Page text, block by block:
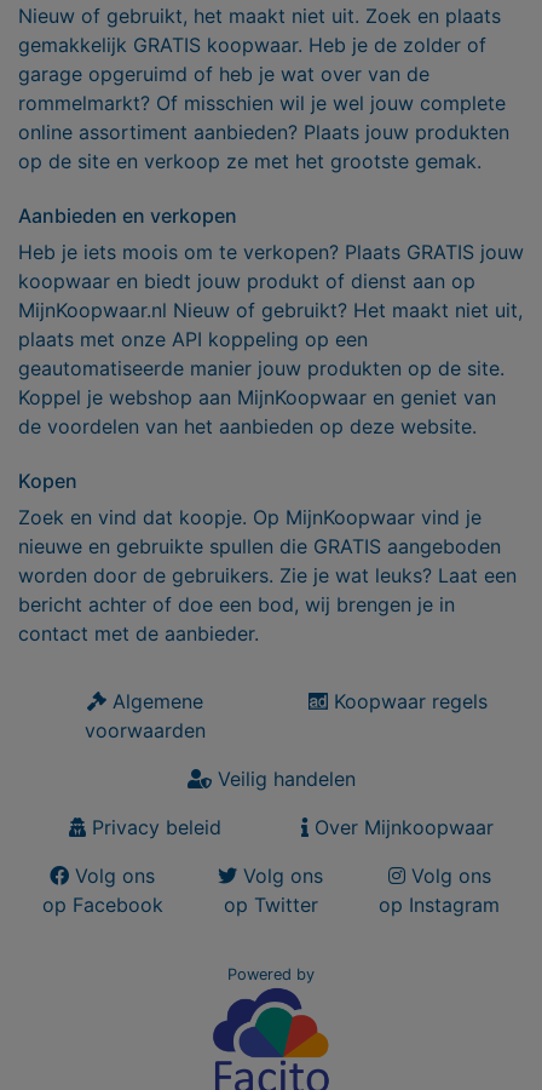
Nieuw of gebruikt, het maakt niet uit. Zoek en plaats
gemakkelijk GRATIS koopwaar. Heb je de zolder of
garage opgeruimd of heb je wat over van de
rommelmarkt? Of misschien wil je wel jouw complete
online assortiment aanbieden? Plaats jouw produkten
op de site en verkoop ze met het grootste gemak.
Aanbieden en verkopen
Heb je iets moois om te verkopen? Plaats GRATIS jouw
koopwaar en biedt jouw produkt of dienst aan op
MijnKoopwaar.nl Nieuw of gebruikt? Het maakt niet uit,
plaats met onze API koppeling op een
geautomatiseerde manier jouw produkten op de site.
Koppel je webshop aan MijnKoopwaar en geniet van
de voordelen van het aanbieden op deze website.
Kopen
Zoek en vind dat koopje. Op MijnKoopwaar vind je
nieuwe en gebruikte spullen die GRATIS aangeboden
worden door de gebruikers. Zie je wat leuks? Laat een
bericht achter of doe een bod, wij brengen je in
contact met de aanbieder.
Algemene
voorwaarden
Koopwaar regels
Veilig handelen
Privacy beleid
Over Mijnkoopwaar
Volg ons
op Facebook
Volg ons
op Twitter
Volg ons
op Instagram
Powered by